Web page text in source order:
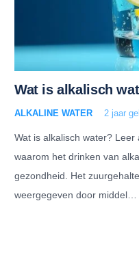
Wat is alkalisch
ALKALINE WATER 2 jaar
Wat is alkalisch water?
waarom het drinken van
gezondheid. Het
weergegeven door middel…